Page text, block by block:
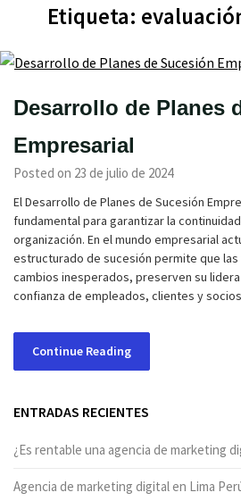
Etiqueta:
Desarrollo de Planes
Empresarial
Posted on 23 de julio de 2024
El Desarrollo de Planes de Sucesión
fundamental para garantizar la
organización. En el mundo empresarial
estructurado de sucesión permite que
cambios inesperados, preserven su
confianza de empleados, clientes y
Continue Reading
ENTRADAS RECIENTES
¿Es rentable una agencia de marketing
Agencia de marketing digital en Lima